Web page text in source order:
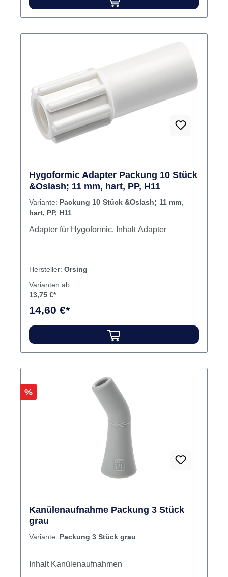
Hygoformic Adapter Packung 10 Stück
&Oslash; 11 mm, hart, PP, H11
Variante: Packung 10 Stück &Oslash; 11 mm,
hart, PP, H11
Adapter für Hygoformic. Inhalt Adapter
Hersteller: Orsing
Varianten ab
13,75 €*
14,60 €*
Rabatt
%
Kanülenaufnahme Packung 3 Stück
grau
Variante: Packung 3 Stück grau
Inhalt Kanülenaufnahmen